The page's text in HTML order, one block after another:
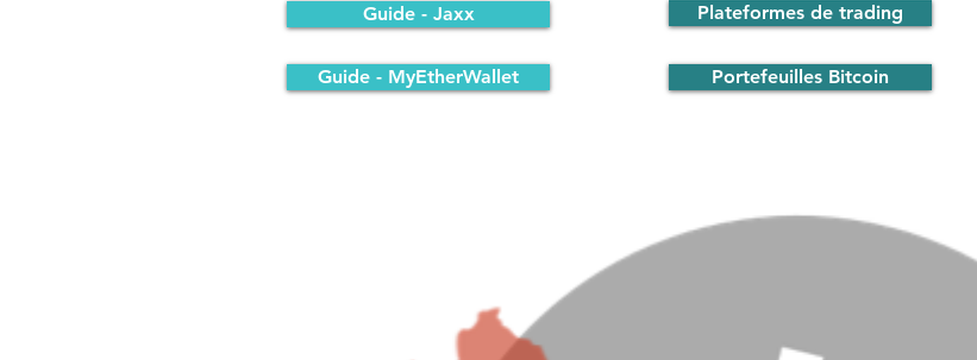
Guide - Jaxx Plateformes de trading
Guide - MyEtherWallet Portefeuilles Bitcoin